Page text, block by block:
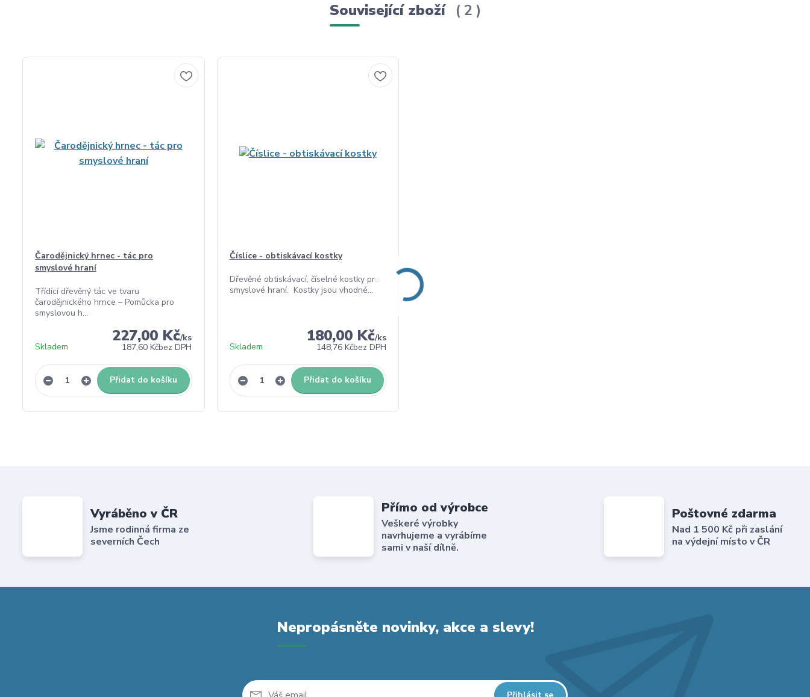
Související zboží 2
Čarodějnický hrnec - tác pro
smyslové hraní
Třídící dřevěný tác ve tvaru
čarodějnického hrnce – Pomůcka pro
smyslovou h...
227,00 Kč/ks
187,60 Kčbez DPH
Skladem
Přidat do košíku
Číslice - obtiskávací kostky
Dřevěné obtiskávací, číselné kostky pro
smyslové hraní. Kostky jsou vhodné...
180,00 Kč/ks
148,76 Kčbez DPH
Skladem
Přidat do košíku
Vyráběno v ČR
Jsme rodinná firma ze
severních Čech
Přímo od výrobce
Veškeré výrobky
navrhujeme a vyrábíme
sami v naší dílně.
Poštovné zdarma
Nad 1 500 Kč při zaslání
na výdejní místo v ČR
Nepropásněte novinky, akce a slevy!
Přihlásit se